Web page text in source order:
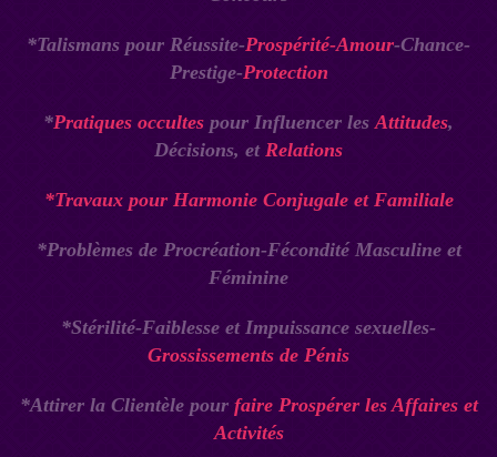
*Talismans pour Réussite-Prospérité-Amour-Chance-
Prestige-Protection
*Pratiques occultes pour Influencer les Attitudes,
Décisions, et Relations
*Travaux pour Harmonie Conjugale et Familiale
*Problèmes de Procréation-Fécondité Masculine et
Féminine
*Stérilité-Faiblesse et Impuissance sexuelles-
Grossissements de Pénis
*Attirer la Clientèle pour faire Prospérer les Affaires et
Activités